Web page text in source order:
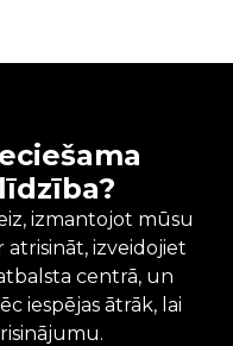
izmantojot mūsu
izveidojiet
centrā, un
iespējas ātrāk, lai